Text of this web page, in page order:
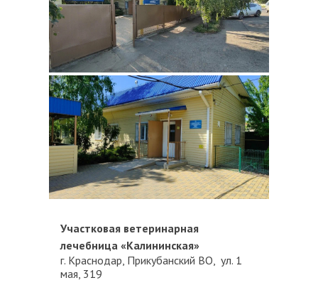
Участковая ветеринарная
лечебница «Калининская»
г. Краснодар, Прикубанский ВО, ул. 1
мая, 319